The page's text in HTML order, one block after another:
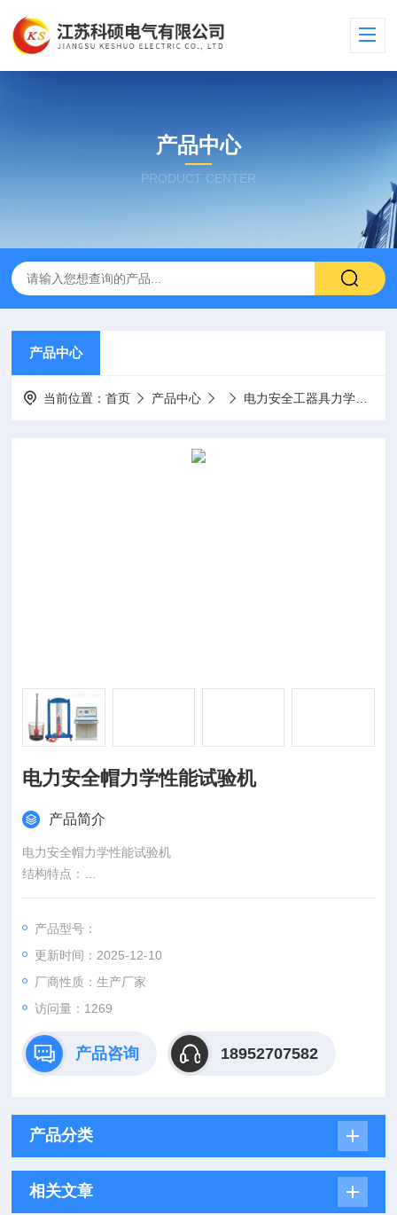
产品中心
PRODUCT CENTER
产品中心
当前位置：首页 产品中心 电力安全工器具力学性能试验机
电力安全帽力学性能试验机
产品简介
电力安全帽力学性能试验机
结构特点：
本机由测试显示和加力设备两部分组成（如需测安全帽配安全帽
屏、微型打印机、手动按扭等组成。键盘使用薄膜轻触键，使用
手感好，液晶显示为中文菜单式，操作人员可根据被试对象选择
相应名称菜单，当需要对测试结果打印时，可打印测试报告，便
于备案检查。
产品型号：
更新时间：2025-12-10
厂商性质：生产厂家
访问量：1269
产品咨询 18952707582
产品分类
相关文章